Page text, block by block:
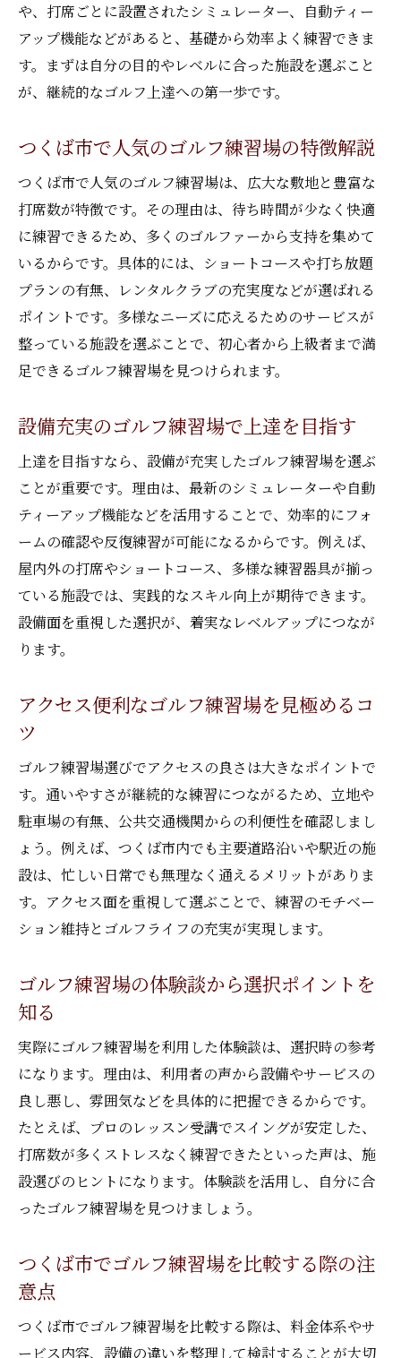
打ち放題と通常プランの違いを解説
つくば ゴルフ練習場のコスパ比較のコツ
コスパ重視のゴルフ練習場活用法とは
ゴルフ練習場の割引や特典を活用する方法
回り放題プランでお得に練習するコツ
コスパ最重視のゴルフ練習場利用術を伝授
レンタル用品活用でコスパ向上する方法
料金比較で選ぶゴルフ練習場の活用事例
一人でも楽しめるつくば市の練習環境
一人利用も快適なゴルフ練習場の特徴
ゴルフ練習場で気軽に練習するコツを紹介
早朝や夜間に利用できるゴルフ練習場とは
つくば市で一人予約がしやすい練習場特集
静かに集中できるゴルフ練習場の選び方
ショートコース練習の魅力と活用術
ショートコース併設のゴルフ練習場を探す
ゴルフ練習場で本格的なショートコース体
験
ショートコースでスコアアップを目指す練
イント
方
初心者向けショートコース利用のアドバイ
ス
打ち放題や早朝プランを賢く使うコツ
打ち放題が充実したゴルフ練習場の選び方
早朝プランを活用してお得に練習する方法
解説
場
打ち放題プラン利用時の注意点とポイント
コンペ開催に最適な場所の選び方ガイド
ゴルフ練習場でコンペ開催を成功させる秘
訣
コンペ向きゴルフ練習場の設備やサービス
規模やアクセスで選ぶコンペ会場の選び方
用
ゴルフ練習場のコンペプラン確認時のポイ
や、打席ごとに設置されたシミュレーター、自動ティー
アップ機能などがあると、基礎から効率よく練習できま
す。まずは自分の目的やレベルに合った施設を選ぶこと
が、継続的なゴルフ上達への第一歩です。
つくば市で人気のゴルフ練習場の特徴解説
つくば市で人気のゴルフ練習場は、広大な敷地と豊富な
打席数が特徴です。その理由は、待ち時間が少なく快適
に練習できるため、多くのゴルファーから支持を集めて
いるからです。具体的には、ショートコースや打ち放題
プランの有無、レンタルクラブの充実度などが選ばれる
ポイントです。多様なニーズに応えるためのサービスが
整っている施設を選ぶことで、初心者から上級者まで満
足できるゴルフ練習場を見つけられます。
設備充実のゴルフ練習場で上達を目指す
上達を目指すなら、設備が充実したゴルフ練習場を選ぶ
ことが重要です。理由は、最新のシミュレーターや自動
ティーアップ機能などを活用することで、効率的にフォ
ームの確認や反復練習が可能になるからです。例えば、
屋内外の打席やショートコース、多様な練習器具が揃っ
ている施設では、実践的なスキル向上が期待できます。
設備面を重視した選択が、着実なレベルアップにつなが
ります。
アクセス便利なゴルフ練習場を見極めるコ
ツ
ゴルフ練習場選びでアクセスの良さは大きなポイントで
す。通いやすさが継続的な練習につながるため、立地や
駐車場の有無、公共交通機関からの利便性を確認しまし
ょう。例えば、つくば市内でも主要道路沿いや駅近の施
設は、忙しい日常でも無理なく通えるメリットがありま
す。アクセス面を重視して選ぶことで、練習のモチベー
ション維持とゴルフライフの充実が実現します。
ゴルフ練習場の体験談から選択ポイントを
知る
実際にゴルフ練習場を利用した体験談は、選択時の参考
になります。理由は、利用者の声から設備やサービスの
良し悪し、雰囲気などを具体的に把握できるからです。
たとえば、プロのレッスン受講でスイングが安定した、
打席数が多くストレスなく練習できたといった声は、施
設選びのヒントになります。体験談を活用し、自分に合
ったゴルフ練習場を見つけましょう。
つくば市でゴルフ練習場を比較する際の注
意点
つくば市でゴルフ練習場を比較する際は、料金体系やサ
ービス内容、設備の違いを整理して検討することが大切